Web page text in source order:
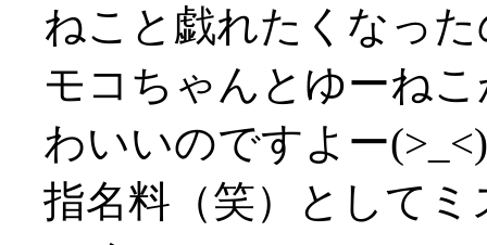
ねこと戯れたくなっ
モコちゃんとゆーね
わいいのですよー(>_<)
指名料（笑）として